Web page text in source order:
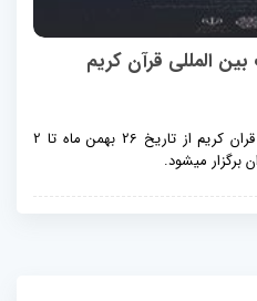
المللی قرآن کریم
چهلمین دوره مسابقات بین المللی قران کریم از تاریخ 26 بهمن ماه تا 2
برگزار میشود.